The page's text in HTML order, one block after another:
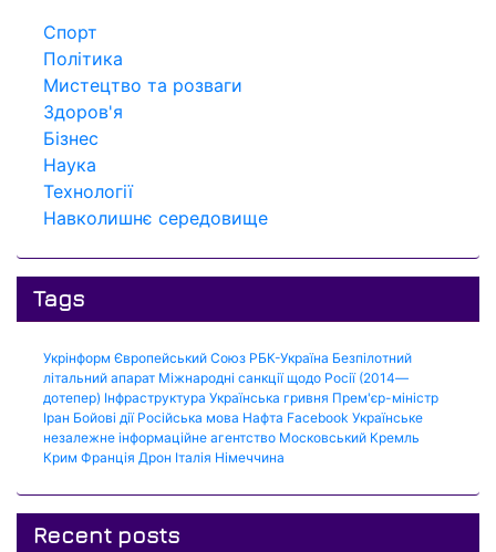
Спорт
Політика
Мистецтво та розваги
Здоров'я
Бізнес
Наука
Технології
Навколишнє середовище
Tags
Укрінформ Європейський Союз РБК-Україна Безпілотний
літальний апарат Міжнародні санкції щодо Росії (2014—
дотепер) Інфраструктура Українська гривня Прем'єр-міністр
Іран Бойові дії Російська мова Нафта Facebook Українське
незалежне інформаційне агентство Московський Кремль
Крим Франція Дрон Італія Німеччина
Recent posts